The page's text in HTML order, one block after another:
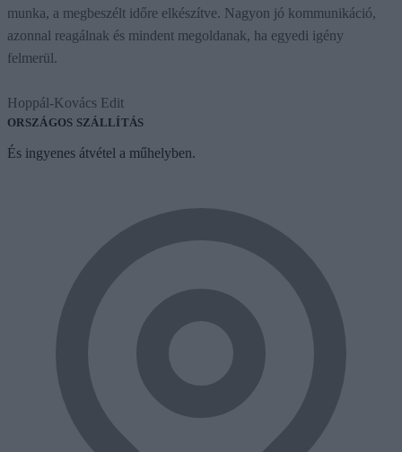
munka, a megbeszélt időre elkészítve. Nagyon jó kommunikáció,
azonnal reagálnak és mindent megoldanak, ha egyedi igény
felmerül.
Hoppál-Kovács Edit
ORSZÁGOS SZÁLLÍTÁS
És ingyenes átvétel a műhelyben.